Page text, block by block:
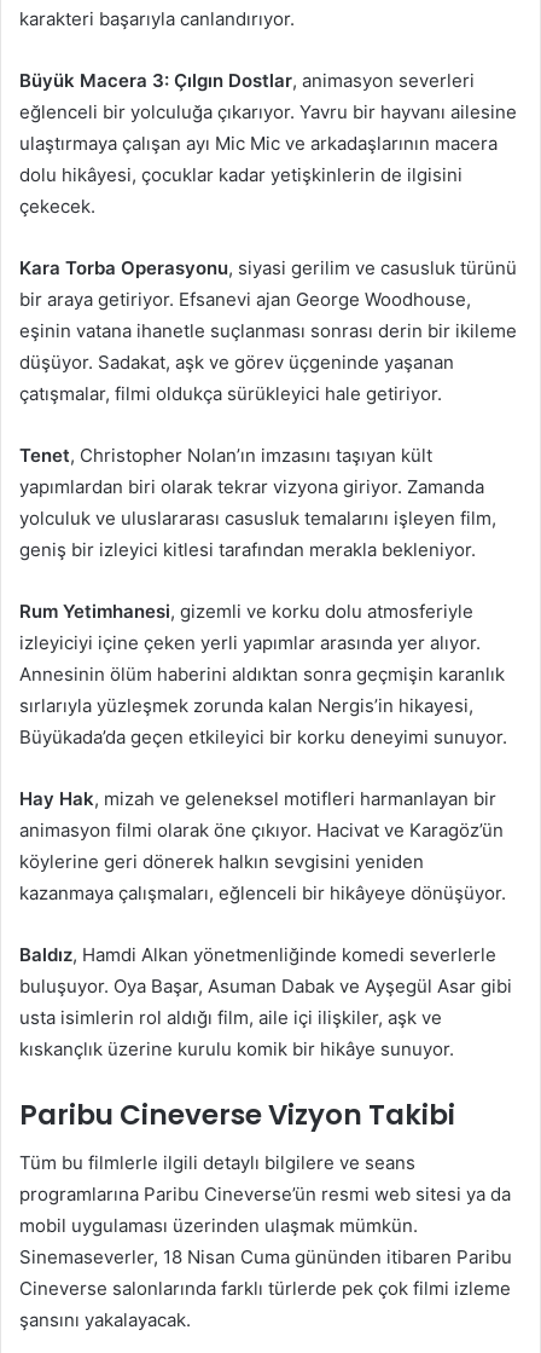
karakteri başarıyla canlandırıyor.
Büyük Macera 3: Çılgın Dostlar, animasyon severleri
eğlenceli bir yolculuğa çıkarıyor. Yavru bir hayvanı ailesine
ulaştırmaya çalışan ayı Mic Mic ve arkadaşlarının macera
dolu hikâyesi, çocuklar kadar yetişkinlerin de ilgisini
çekecek.
Kara Torba Operasyonu, siyasi gerilim ve casusluk türünü
bir araya getiriyor. Efsanevi ajan George Woodhouse,
eşinin vatana ihanetle suçlanması sonrası derin bir ikileme
düşüyor. Sadakat, aşk ve görev üçgeninde yaşanan
çatışmalar, filmi oldukça sürükleyici hale getiriyor.
Tenet, Christopher Nolan’ın imzasını taşıyan kült
yapımlardan biri olarak tekrar vizyona giriyor. Zamanda
yolculuk ve uluslararası casusluk temalarını işleyen film,
geniş bir izleyici kitlesi tarafından merakla bekleniyor.
Rum Yetimhanesi, gizemli ve korku dolu atmosferiyle
izleyiciyi içine çeken yerli yapımlar arasında yer alıyor.
Annesinin ölüm haberini aldıktan sonra geçmişin karanlık
sırlarıyla yüzleşmek zorunda kalan Nergis’in hikayesi,
Büyükada’da geçen etkileyici bir korku deneyimi sunuyor.
Hay Hak, mizah ve geleneksel motifleri harmanlayan bir
animasyon filmi olarak öne çıkıyor. Hacivat ve Karagöz’ün
köylerine geri dönerek halkın sevgisini yeniden
kazanmaya çalışmaları, eğlenceli bir hikâyeye dönüşüyor.
Baldız, Hamdi Alkan yönetmenliğinde komedi severlerle
buluşuyor. Oya Başar, Asuman Dabak ve Ayşegül Asar gibi
usta isimlerin rol aldığı film, aile içi ilişkiler, aşk ve
kıskançlık üzerine kurulu komik bir hikâye sunuyor.
Paribu Cineverse Vizyon Takibi
Tüm bu filmlerle ilgili detaylı bilgilere ve seans
programlarına Paribu Cineverse’ün resmi web sitesi ya da
mobil uygulaması üzerinden ulaşmak mümkün.
Sinemaseverler, 18 Nisan Cuma gününden itibaren Paribu
Cineverse salonlarında farklı türlerde pek çok filmi izleme
şansını yakalayacak.